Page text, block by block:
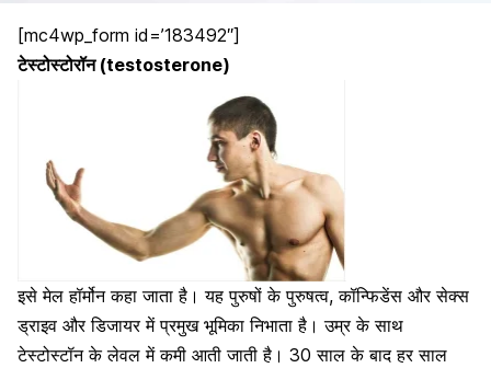
[mc4wp_form id=’183492″]
टेस्टोस्टोरॉन (testosterone)
इसे मेल हॉर्मोन कहा जाता है। यह पुरुषों के पुरुषत्व, कॉन्फिडेंस औरसेक्स
ड्राइव और डिजायर में प्रमुख भूमिका निभाता है। उम्र के साथ
टेस्टोस्टॉन के लेवल में कमी आती जाती है। 30 साल के बाद हर साल